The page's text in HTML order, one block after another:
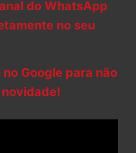
do WhatsApp
no seu
Google para não